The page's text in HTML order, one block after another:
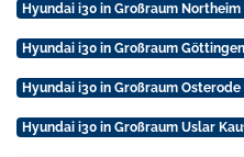
Hyundai i30 in Großraum
Hyundai i30 in Großraum
Hyundai i30 in Großraum
Hyundai i30 in Großraum Uslar